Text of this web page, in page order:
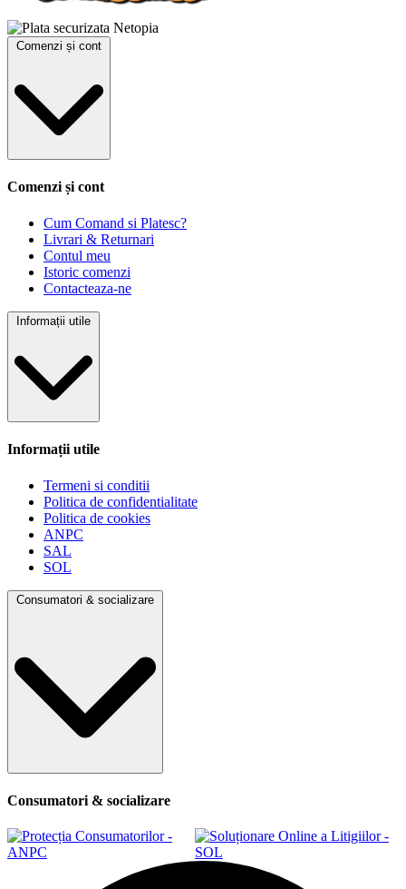
Comenzi și cont
Comenzi și cont
Cum Comand si Platesc?
Livrari & Returnari
Contul meu
Istoric comenzi
Contacteaza-ne
Informații utile
Informații utile
Termeni si conditii
Politica de confidentialitate
Politica de cookies
ANPC
SAL
SOL
Consumatori & socializare
Consumatori & socializare